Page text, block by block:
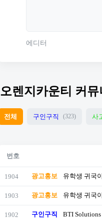
에디터
오렌지카운티 커뮤
전체 구인구직 (323) 사
번호
1904 광고홍보 유학생 귀국
1903 광고홍보 유학생 귀국
1902 구인구직 BTI